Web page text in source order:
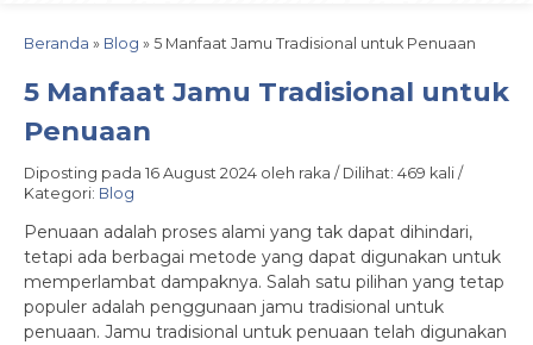
Beranda » Blog » 5 Manfaat Jamu Tradisional untuk Penuaan
5 Manfaat Jamu Tradisional untuk
Penuaan
Diposting pada 16 August 2024 oleh raka / Dilihat: 469 kali /
Kategori: Blog
Penuaan adalah proses alami yang tak dapat dihindari,
tetapi ada berbagai metode yang dapat digunakan untuk
memperlambat dampaknya. Salah satu pilihan yang tetap
populer adalah penggunaan jamu tradisional untuk
penuaan. Jamu tradisional untuk penuaan telah digunakan